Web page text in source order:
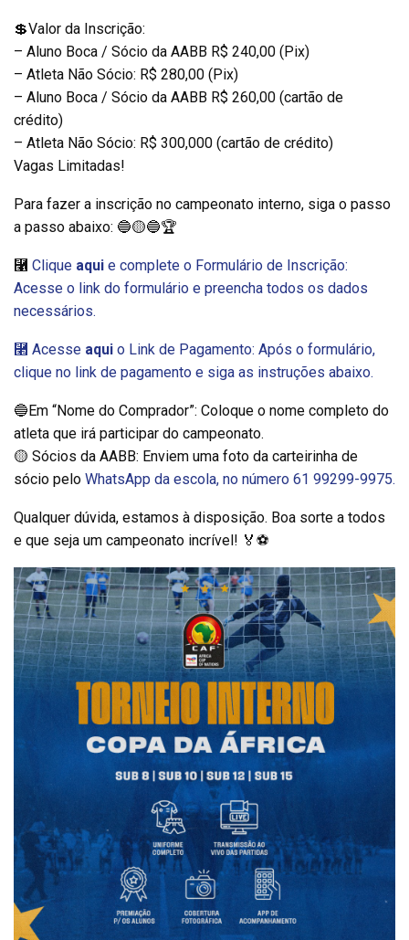
💲Valor da Inscrição:
– Aluno Boca / Sócio da AABB R$ 240,00 (Pix)
– Atleta Não Sócio: R$ 280,00 (Pix)
– Aluno Boca / Sócio da AABB R$ 260,00 (cartão de
crédito)
– Atleta Não Sócio: R$ 300,000 (cartão de crédito)
Vagas Limitadas!
Para fazer a inscrição no campeonato interno, siga o passo
a passo abaixo: 🔵🟡🔵🏆
⿡ Clique aqui e complete o Formulário de Inscrição:
Acesse o link do formulário e preencha todos os dados
necessários.
⿢ Acesse aqui o Link de Pagamento: Após o formulário,
clique no link de pagamento e siga as instruções abaixo.
🔵Em “Nome do Comprador”: Coloque o nome completo do
atleta que irá participar do campeonato.
🟡 Sócios da AABB: Enviem uma foto da carteirinha de
sócio pelo WhatsApp da escola, no número 61 99299-9975.
Qualquer dúvida, estamos à disposição. Boa sorte a todos
e que seja um campeonato incrível! 🏅⚽